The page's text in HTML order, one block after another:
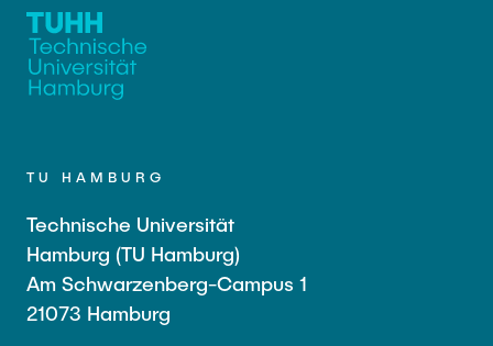
TU HAMBURG
Technische Universität
Hamburg (TU Hamburg)
Am Schwarzenberg-Campus 1
21073 Hamburg